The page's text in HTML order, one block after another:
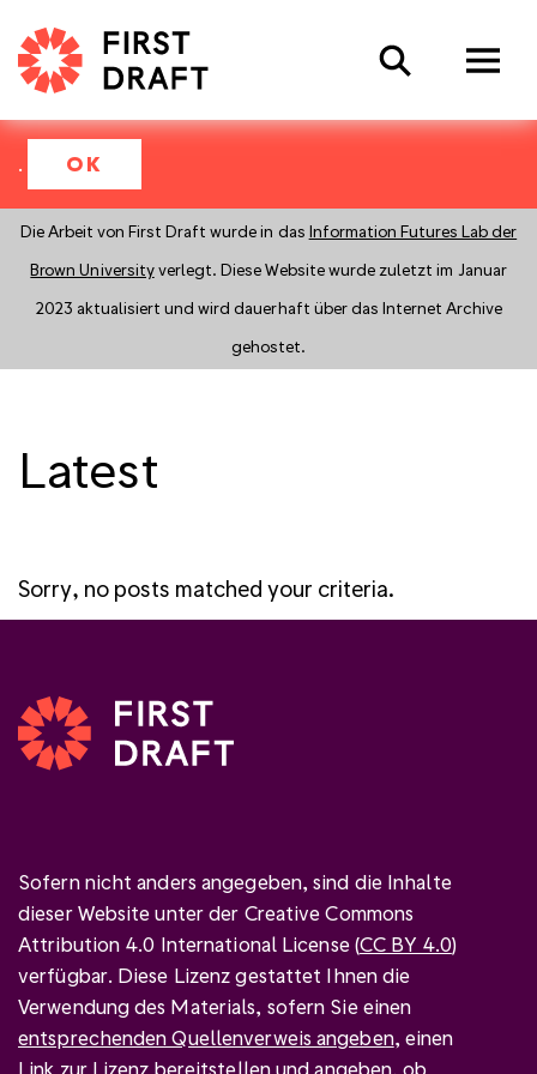
. OK
Die Arbeit von First Draft wurde in das Information Futures Lab der
Brown Universityverlegt. Diese Website wurde zuletzt im Januar
2023 aktualisiert und wird dauerhaft über das Internet Archive
gehostet.
Search
Latest
Sorry, no posts matched your criteria.
Sofern nicht anders angegeben, sind die Inhalte
dieser Website unter der Creative Commons
Attribution 4.0 International License (CC BY 4.0)
verfügbar. Diese Lizenz gestattet Ihnen die
Verwendung des Materials, sofern Sie einen
entsprechenden Quellenverweis angeben, einen
Link zur Lizenz bereitstellen undangeben, ob